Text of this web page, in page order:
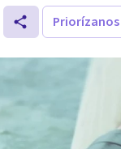
Priorízanos